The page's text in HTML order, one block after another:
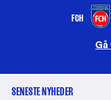
FCH
Gå
SENESTE NYHEDER